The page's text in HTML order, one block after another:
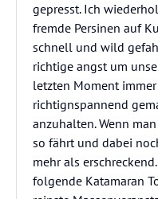
gepresst. Ich
fremde Persinen auf
schnell und wild
richtige angst um
letzten Moment
richtignspannend
anzuhalten. Wenn
so fährt und dabei
mehr als
folgende Katamaran